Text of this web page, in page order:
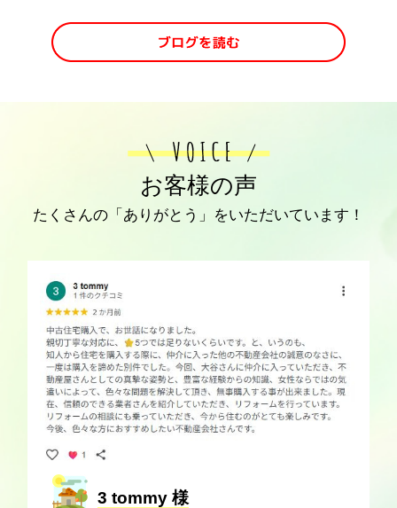
却時に注意すべき税金のリ
スクについて解説します。
将来的な維持管理の負担を
うことなく生産緑地の売却
ご参考になさってください
ね。▼ 不動産売却をした
い方はこちらをクリック
...
介手数料無料サービスで
す。 アシストプランなら
ェック！ 仲介手数料は
「物件価格の3％＋6万円
＋消費税」というルールが
あります。他社で契約した
お客様の声
たくさんの「ありがとう」をいただいています！
3 tommy 様